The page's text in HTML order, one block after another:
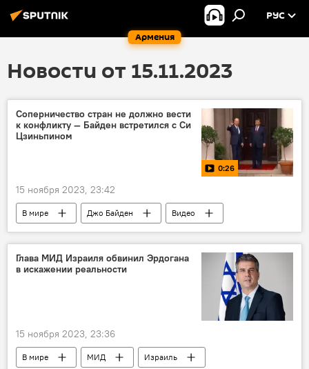
Армения
РУС
Новости от 15.11.2023
Соперничество стран не должно вести
к конфликту — Байден встретился с Си
Цзиньпином
0:26
15 ноября 2023, 23:42
В мире Джо Байден
Видео
Си Цзиньпин
конфликт
Глава МИД Израиля обвинил Эрдогана
в искажении реальности
15 ноября 2023, 23:36
В мире МИД
Израиль